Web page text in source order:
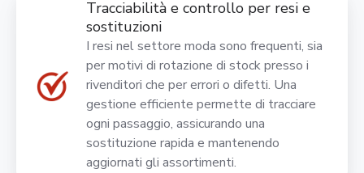
Tracciabilità e controllo per resi e
sostituzioni
I resi nel settore moda sono frequenti, sia
per motivi di rotazione di stock presso i
rivenditori che per errori o difetti. Una
gestione efficiente permette di tracciare
ogni passaggio, assicurando una
sostituzione rapida e mantenendo
aggiornati gli assortimenti.